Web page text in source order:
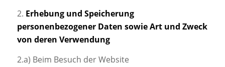
2. Erhebung und Speicherung
personenbezogener Daten sowie Art und Zweck
von deren Verwendung
2.a) Beim Besuch der Website